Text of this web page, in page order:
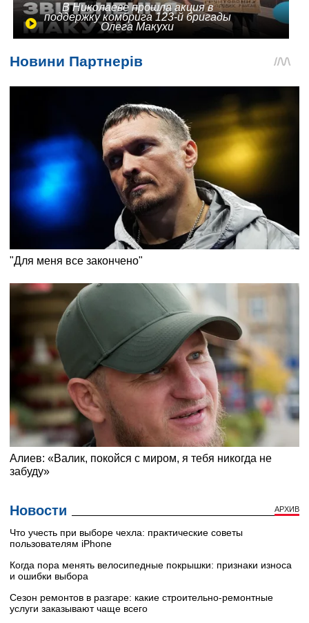
В Николаеве прошла акция в
поддержку комбрига 123-й бригады
Олега Макухи
Новости АРХИВ
Что учесть при выборе чехла: практические советы
пользователям iPhone
Когда пора менять велосипедные покрышки: признаки износа
и ошибки выбора
Сезон ремонтов в разгаре: какие строительно-ремонтные
услуги заказывают чаще всего